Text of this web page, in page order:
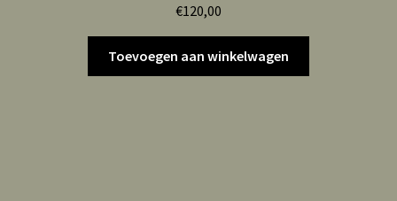
€120,00
Toevoegen aan winkelwagen